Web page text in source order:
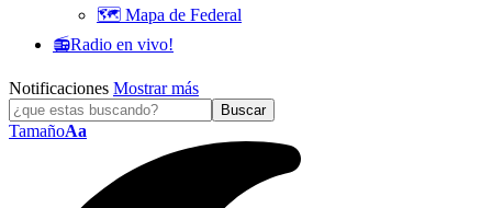
🗺️ Mapa de Federal
📻Radio en vivo!
Notificaciones Mostrar más
TamañoAa